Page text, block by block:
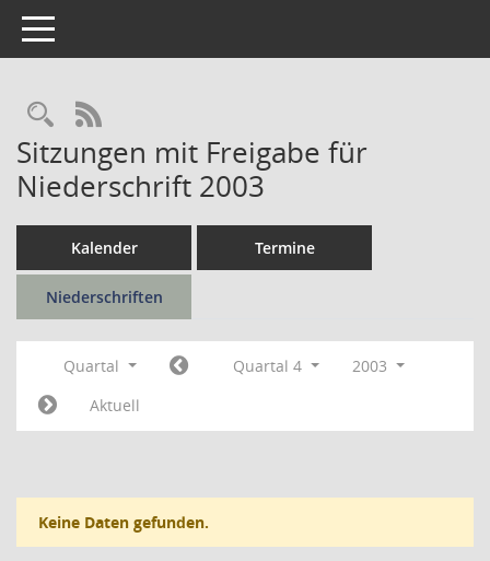
Toggle navigation
Rechercheauswahl
RSS-Feed
Sitzungen mit Freigabe für
Niederschrift 2003
Kalender Termine
Niederschriften
Quartal Quartal 4
2003
Aktuell
Keine Daten gefunden.